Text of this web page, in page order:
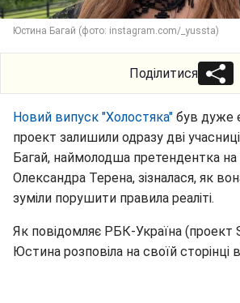
Юстина Багай (фото: instagram.com/_yussta)
Поділитися
Новий випуск "Холостяка" був дуже
проект залишили одразу дві
Багай, наймолодша претендентка
Олександра Терена, зізналася, як
зуміли порушити правила реаліті.
Як повідомляє РБК-Україна (проект
Юстина розповіла на своїй сторінці в